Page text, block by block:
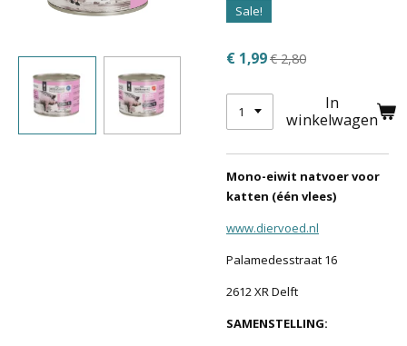
Sale!
€ 1,99€ 2,80
In
winkelwagen
Mono-eiwit natvoer voor
katten (één vlees)
www.diervoed.nl
Palamedesstraat 16
2612 XR Delft
SAMENSTELLING: